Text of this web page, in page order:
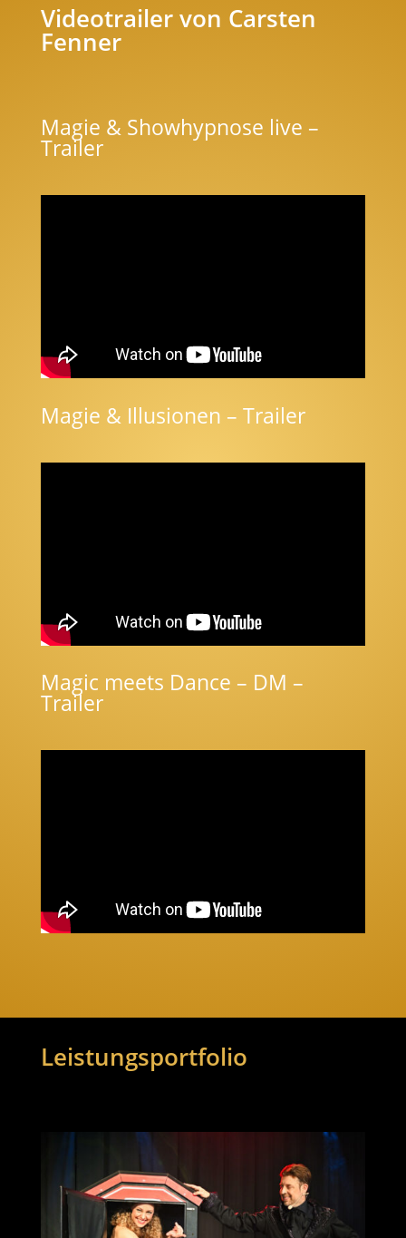
Videotrailer von Carsten
Fenner
Magie & Showhypnose live –
Trailer
Magie & Illusionen – Trailer
Magic meets Dance – DM –
Trailer
Leistungsportfolio